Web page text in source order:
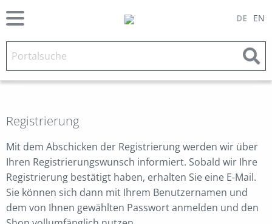
DE EN
Registrierung
Mit dem Abschicken der Registrierung werden wir über
Ihren Registrierungswunsch informiert. Sobald wir Ihre
Registrierung bestätigt haben, erhalten Sie eine E-Mail.
Sie können sich dann mit Ihrem Benutzernamen und
dem von Ihnen gewählten Passwort anmelden und den